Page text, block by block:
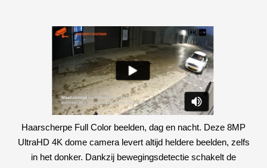
Haarscherpe Full Color beelden, dag en nacht. Deze 8MP
UltraHD 4K dome camera levert altijd heldere beelden, zelfs
in het donker. Dankzij bewegingsdetectie schakelt de